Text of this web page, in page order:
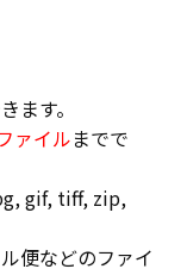
ます。
ァイルまでで
gif, tiff, zip,
便などのファイ